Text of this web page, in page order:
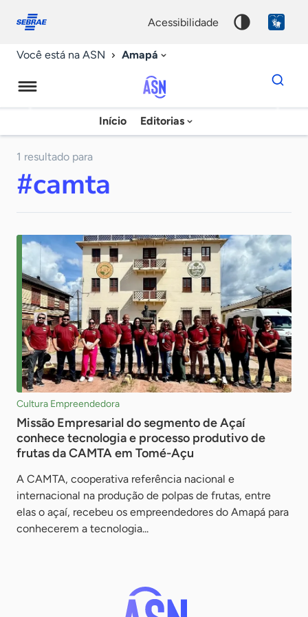
conosco
acessibilidade
Você está na ASN Amapá
Agência
Sebrae
Início Editorias
Dados
para
chave
1 resultado para
#camta
Cultura Empreendedora
Missão Empresarial do segmento de Açaí
conhece tecnologia e processo produtivo de
frutas da CAMTA em Tomé-Açu
A CAMTA, cooperativa referência nacional e
internacional na produção de polpas de frutas, entre
elas o açaí, recebeu os empreendedores do Amapá para
conhecerem a tecnologia...